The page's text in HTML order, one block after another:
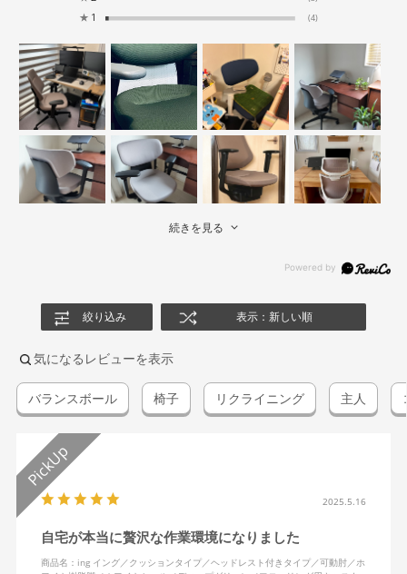
★ 1 (4)
続きを見る
絞り込み 表示：新しい順
気になるレビューを表示
バランスボール 椅子 リクライニング 主人
2025.5.16
自宅が本当に贅沢な作業環境になりました
商品名：ing イング／クッションタイプ／ヘッドレスト付きタイプ／可動肘／ホ